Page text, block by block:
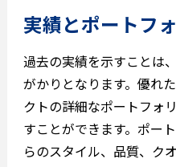
実績とポートフ
過去の実績を示すことは
がかりとなります。優れ
クトの詳細なポートフォ
すことができます。ポー
らのスタイル、品質、ク